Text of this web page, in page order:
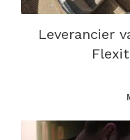
Leverancier